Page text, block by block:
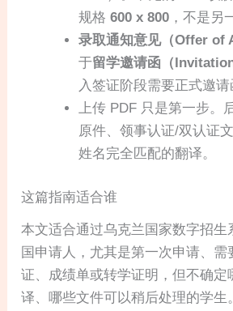
规格600 x 800 ，不是另
录取通知意见（Offer of
于留学邀请函（
入签证阶段需要正式邀请
上传 PDF 只是第一步。
原件、领事认证/双认证
姓名完全匹配的翻译。
这篇指南适合谁
本文适合通过乌克兰国家数字招生
国申请人，尤其是第一次申请、需
证、成绩单或转学证明，但不确定
译、哪些文件可以稍后处理的学生